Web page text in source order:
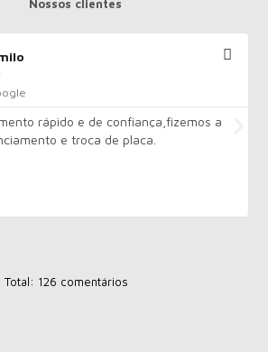
Nossos clientes
rápido e de confiança,fizemos a
e troca de placa.
Total: 126 comentários